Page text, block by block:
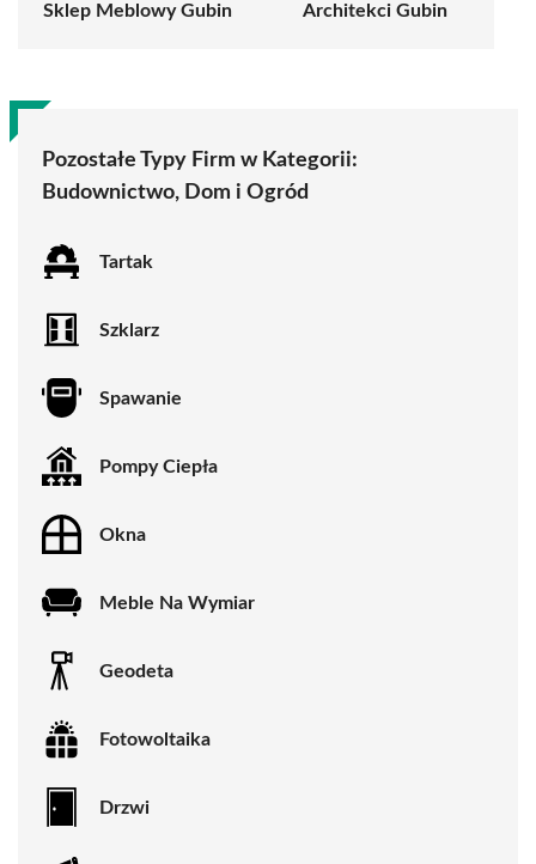
Sklep Meblowy Gubin Architekci Gubin
Pozostałe Typy Firm w Kategorii:
Budownictwo, Dom i Ogród
Tartak
Szklarz
Spawanie
Pompy Ciepła
Okna
Meble Na Wymiar
Geodeta
Fotowoltaika
Drzwi